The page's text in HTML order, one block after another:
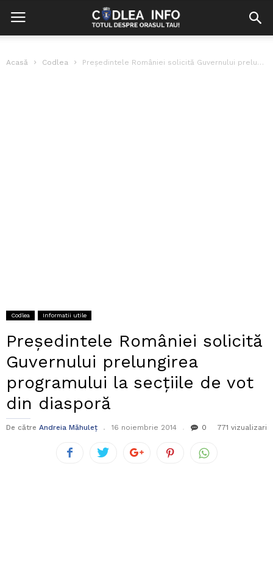
Acasă Codlea Președintele României solicită Guvernului prelungirea programului la secțiile de vot din diasporă
Codlea Informatii utile
Președintele României solicită
Guvernului prelungirea
programului la secțiile de vot
din diasporă
De către Andreia Măhuleț 16 noiembrie 2014 0 771 vizualizari